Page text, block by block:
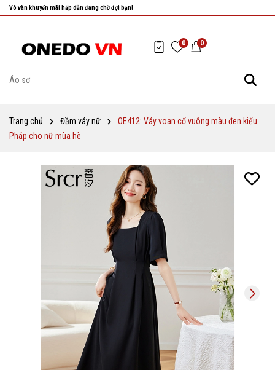
Vô vàn khuyến mãi hấp dẫn đang chờ đợi bạn!
0 0
Trang chủ Đầm váy nữ
OE412: Váy voan cổ vuông màu đen kiểu
Pháp cho nữ mùa hè